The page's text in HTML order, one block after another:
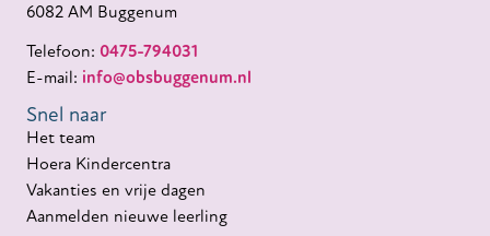
6082 AM Buggenum
Telefoon: 0475-794031
E-mail: info@obsbuggenum.nl
Snel naar
Het team
Hoera Kindercentra
Vakanties en vrije dagen
Aanmelden nieuwe leerling